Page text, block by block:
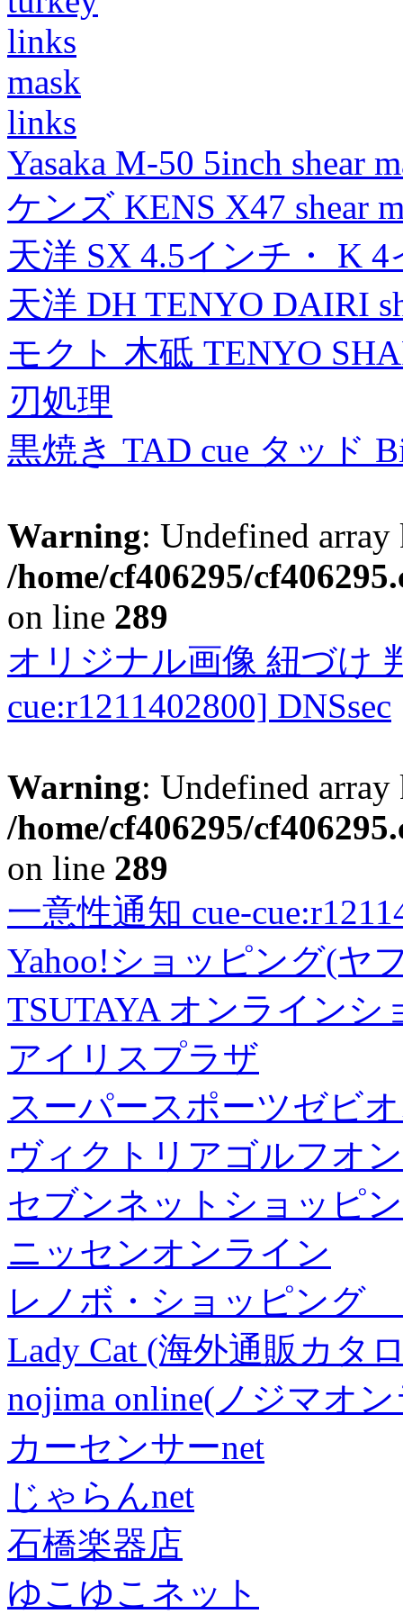
links
mask
links
Yasaka M-50 5inch shear
ケンズ KENS X47 shear
天洋 SX 4.5インチ・ K
天洋 DH TENYO DAIRI
モクト 木砥 TENYO
刃処理
黒焼き TAD cue タッド
Warning: Undefined
/home/cf406295/
on line 289
オリジナル画像 紐づけ
cue:r1211402800] DNSsec
Warning: Undefined
/home/cf406295/
on line 289
一意性通知 cue-
Yahoo!ショッピング(ヤ
TSUTAYA オンラインシ
アイリスプラザ
スーパースポーツゼビ
ヴィクトリアゴルフオ
セブンネットショッピ
ニッセンオンライン
レノボ・ショッピング
Lady Cat (海外通販カタ
nojima online(ノジマオ
カーセンサーnet
じゃらんnet
石橋楽器店
ゆこゆこネット